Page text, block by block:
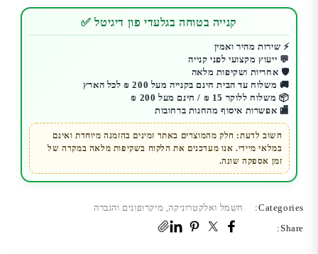
מיקרופון
דש
דגם
K35
Pro
קנייה בטוחה בגלעדי פון דיגיטל ✅
⚡ שירות מהיר ואמין
💬 ייעוץ מקצועי לפני קנייה
🛡️ אחריות ושקיפות מלאה
🚚 משלוח עד הבית חינם בקנייה מעל 200 ₪ לכל הארץ
📦 משלוח ללוקר 15 ₪ / חינם מעל 200 ₪
🏬 אפשרות איסוף מהחנות ברחובות
חשוב לדעת: חלק מהמוצרים באתר זמינים בהזמנה מיוחדת ואינם
במלאי מיידי. אנו מעדכנים את הלקוח בשקיפות מלאה במקרה של
זמן אספקה שונה.
Categories: חשמל ואלקטרוניקה, מיקרופונים והגברה
Share: